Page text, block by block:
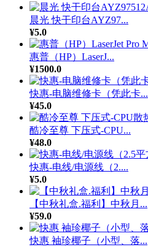
晨光 快干印台AYZ97...
¥5.0
惠普（HP）LaserJ...
¥1500.0
快惠-电脑维修卡（凭此卡...
¥45.0
酷冷至尊 下压式-CPU...
¥48.0
快惠-电线/电源线（2....
¥5.0
【中秋礼盒.福利】中秋月...
¥59.0
快惠 袖珍椰子（小型、落...